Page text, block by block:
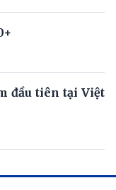
đầu tiên tại Việt